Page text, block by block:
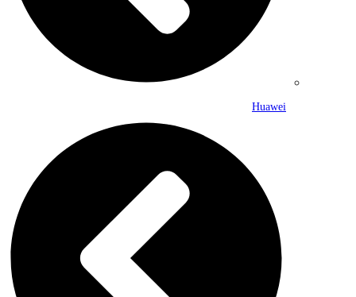
Huawei